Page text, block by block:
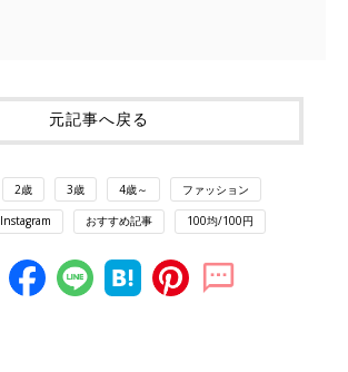
元記事へ戻る
2歳 3歳 4歳～ ファッション
Instagram おすすめ記事 100均/100円